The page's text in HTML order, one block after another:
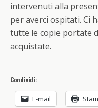
intervenuti alla
per averci ospitati. Ci
tutte le copie portate
acquistate.
Condividi:
E-mail